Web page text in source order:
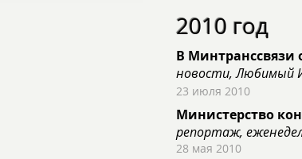
2010 год
В Минтранссвязи
новости, Любимый
23 июля 2010
Министерство
репортаж,
28 мая 2010